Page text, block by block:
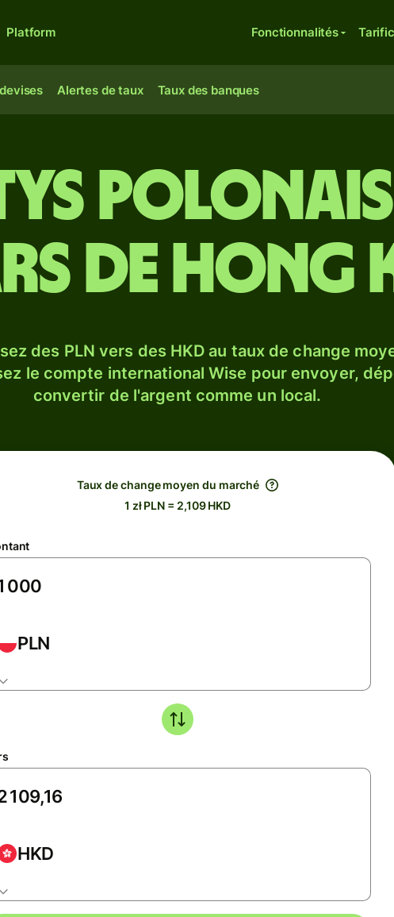
Platform Fonctionnalités
Alertes de taux Taux des banques
polonais
de Hong
des PLN vers des HKD au taux de change
le compte international Wise pour envoyer,
convertir de l'argent comme un local.
Taux de change moyen du marché
1 zł PLN = 2,109 HKD
PLN
HKD